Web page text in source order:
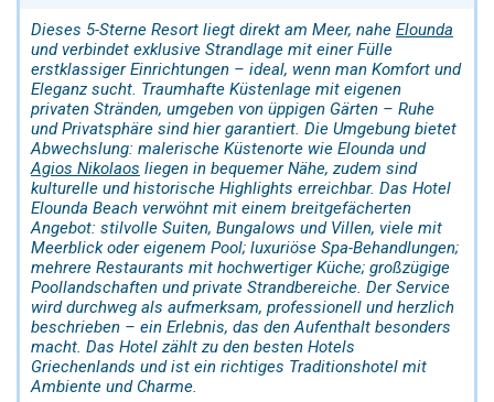
Dieses 5-Sterne Resort liegt direkt am Meer, nahe Elounda
und verbindet exklusive Strandlage mit einer Fülle
erstklassiger Einrichtungen – ideal, wenn man Komfort und
Eleganz sucht. Traumhafte Küstenlage mit eigenen
privaten Stränden, umgeben von üppigen Gärten – Ruhe
und Privatsphäre sind hier garantiert. Die Umgebung bietet
Abwechslung: malerische Küstenorte wie Elounda und
Agios Nikolaos liegen in bequemer Nähe, zudem sind
kulturelle und historische Highlights erreichbar. Das Hotel
Elounda Beach verwöhnt mit einem breitgefächerten
Angebot: stilvolle Suiten, Bungalows und Villen, viele mit
Meerblick oder eigenem Pool; luxuriöse Spa-Behandlungen;
mehrere Restaurants mit hochwertiger Küche; großzügige
Poollandschaften und private Strandbereiche. Der Service
wird durchweg als aufmerksam, professionell und herzlich
beschrieben – ein Erlebnis, das den Aufenthalt besonders
macht. Das Hotel zählt zu den besten Hotels
Griechenlands und ist ein richtiges Traditionshotel mit
Ambiente und Charme.